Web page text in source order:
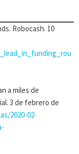
Robocash. 10
a miles de
3 de febrero de
2020-02-